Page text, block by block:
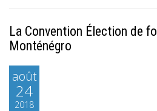
La Convention Élection de
Monténégro
août
24
2018